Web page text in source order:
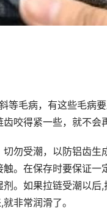
等毛病，有这些毛病
咬得紧一些，就不会
勿受潮，以防铝齿
。在保存时要保证
。如果拉链受潮以后
非常润滑了。